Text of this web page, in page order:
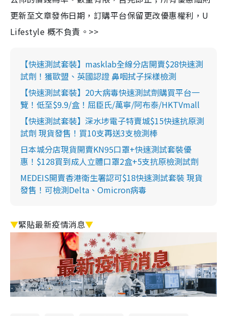
更新至文章發佈日期，訂購平台保留更改優惠權利，U
Lifestyle 概不負責。>>
【快速測試套裝】masklab全線分店開賣$28快速測
試劑！獲歐盟、英國認證 鼻咽拭子採樣檢測
【快速測試套裝】20大病毒快速測試劑購買平台一
覽！低至$9.9/盒！屈臣氏/萬寧/阿布泰/HKTVmall
【快速測試套裝】深水埗電子特賣城$15快速抗原測
試劑 現貨發售！買10支再送3支檢測棒
日本城分店現貨開賣KN95口罩+快速測試套裝優
惠！$128買到成人立體口罩2盒+5支抗原檢測試劑
MEDEIS開賣香港衛生署認可$18快速測試套裝 現貨
發售！可檢測Delta、Omicron病毒
▼緊貼最新疫情消息▼